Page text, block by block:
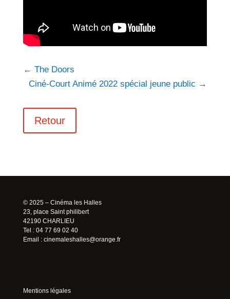
← The Doors
Ciné-Court Animé 2022 spécial jeune public →
Retour
© 2025 – Cinéma les Halles
23, place Saint philibert
42190 CHARLIEU
Tel : 04 77 69 02 40
Email : cinemaleshalles@orange.fr
Mentions légales